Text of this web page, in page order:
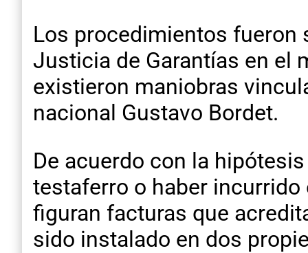
Los procedimientos fueron
Justicia de Garantías en el
existieron maniobras
nacional Gustavo Bordet.
De acuerdo con la
testaferro o haber
figuran facturas que
sido instalado en dos